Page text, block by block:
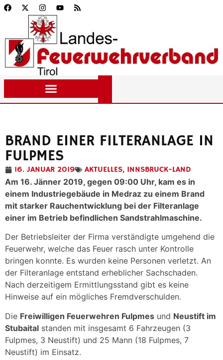
BRAND EINER FILTERANLAGE IN
FULPMES
16. JANUAR 2019 AKTUELLES, INNSBRUCK-LAND
Am 16. Jänner 2019, gegen 09:00 Uhr, kam es in
einem Industriegebäude in Medraz zu einem Brand
mit starker Rauchentwicklung bei der Filteranlage
einer im Betrieb befindlichen Sandstrahlmaschine.
Der Betriebsleiter der Firma verständigte umgehend die
Feuerwehr, welche das Feuer rasch unter Kontrolle
bringen konnte. Es wurden keine Personen verletzt. An
der Filteranlage entstand erheblicher Sachschaden.
Nach derzeitigem Ermittlungsstand gibt es keine
Hinweise auf ein mögliches Fremdverschulden.
Die Freiwilligen Feuerwehren Fulpmes und Neustift im
Stubaital standen mit insgesamt 6 Fahrzeugen (3
Fulpmes, 3 Neustift) und 25 Mann (18 Fulpmes, 7
Neustift) im Einsatz.